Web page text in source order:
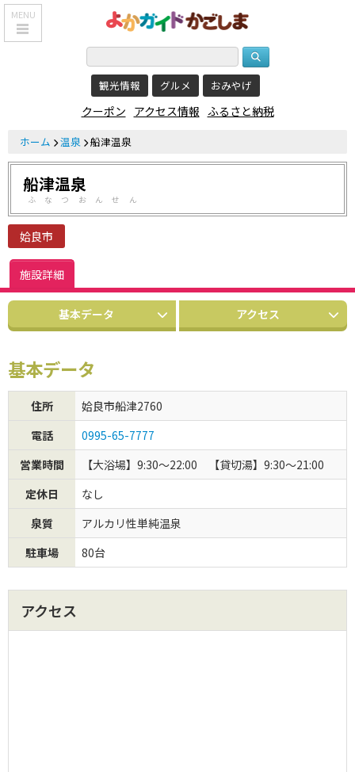
MENU
鹿児島基本情報
食べる・飲む
おみやげを買う
温泉
レジャー&
リラクゼーション
初めてご利用の方
クーポンご利用について
観光情報 グルメ おみやげ
クーポン アクセス情報 ふるさと納税
ホーム 温泉 船津温泉
船津温泉
ふなつおんせん
姶良市
施設詳細
基本データ アクセス
基本データ
住所
姶良市船津2760
電話
0995-65-7777
営業時間
【大浴場】9:30～22:00 【貸切湯】9:30～21:00
定休日
なし
泉質
アルカリ性単純温泉
駐車場
80台
アクセス